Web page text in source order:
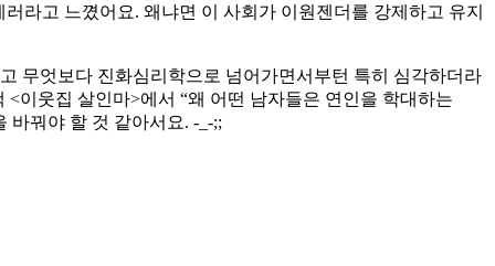
라고 느꼈어요. 왜냐면 이 사회가 이원젠더를 강제하고 유지
무엇보다 진화심리학으로 넘어가면서부턴 특히 심각하더라
이웃집 살인마>에서 “왜 어떤 남자들은 연인을 학대하는
바꿔야 할 것 같아서요. -_-;;